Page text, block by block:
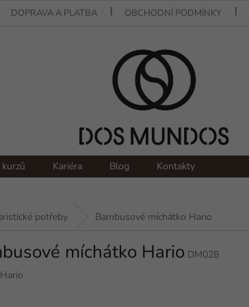
DOPRAVA A PLATBA OBCHODNÍ PODMÍNKY
kurzů Kariéra Blog Kontakty
potřeby Bambusové míchátko Hario
míchátko Hario DM028
Hario